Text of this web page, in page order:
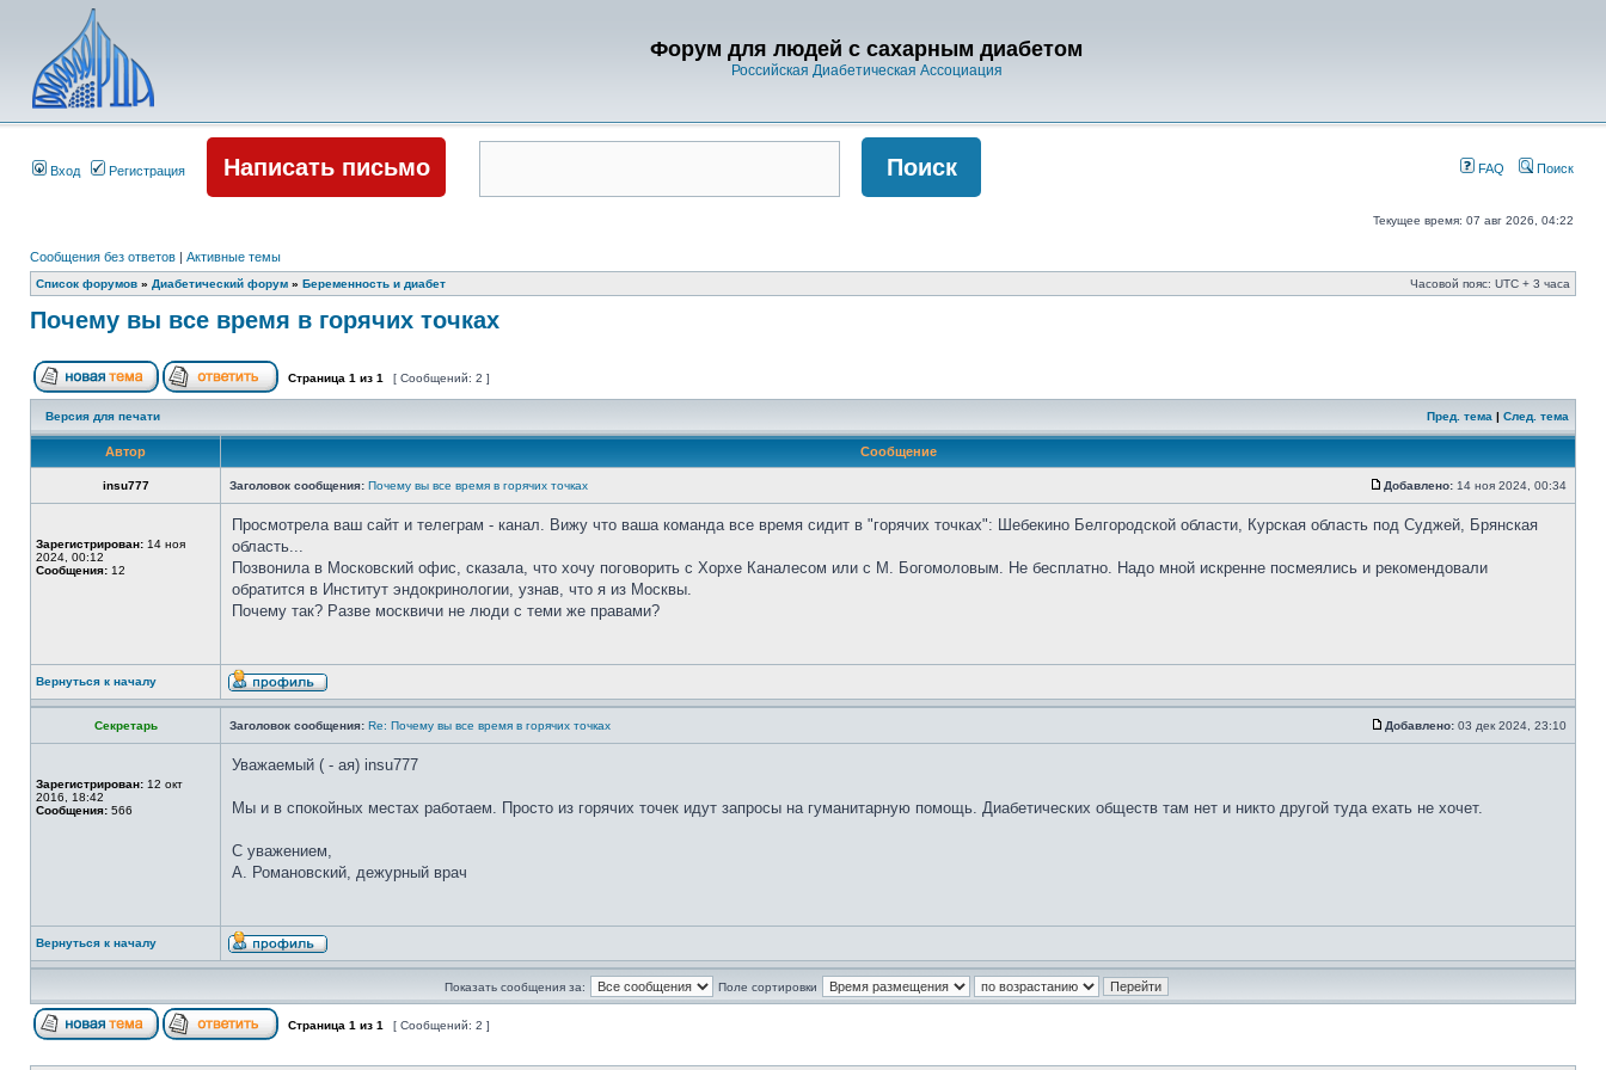
Форум для людей с сахарным диабетом
Российская Диабетическая Ассоциация
Вход Регистрация Написать письмо FAQ Поиск
Текущее время: 07 авг 2026, 04:22
Сообщения без ответов | Активные темы
Список форумов » Диабетический форум » Беременность и диабет Часовой пояс: UTC + 3 часа
Почему вы все время в горячих точках
Страница 1 из 1 [ Сообщений: 2 ]
Версия для печати Пред. тема | След. тема
Автор Сообщение
insu777 Заголовок сообщения: Почему вы все время в горячих точках Добавлено: 14 ноя 2024, 00:34
Зарегистрирован: 14 ноя
2024, 00:12
Сообщения: 12
Просмотрела ваш сайт и телеграм - канал. Вижу что ваша команда все время сидит в "горячих точках": Шебекино Белгородской области, Курская область под Суджей, Брянская
область...
Позвонила в Московский офис, сказала, что хочу поговорить с Хорхе Каналесом или с М. Богомоловым. Не бесплатно. Надо мной искренне посмеялись и рекомендовали
обратится в Институт эндокринологии, узнав, что я из Москвы.
Почему так? Разве москвичи не люди с теми же правами?
Вернуться к началу
Секретарь Заголовок сообщения: Re: Почему вы все время в горячих точках Добавлено: 03 дек 2024, 23:10
Зарегистрирован: 12 окт
2016, 18:42
Сообщения: 566
Уважаемый ( - ая) insu777
Мы и в спокойных местах работаем. Просто из горячих точек идут запросы на гуманитарную помощь. Диабетических обществ там нет и никто другой туда ехать не хочет.
С уважением,
А. Романовский, дежурный врач
Вернуться к началу
Показать сообщения за: Поле сортировки
Страница 1 из 1 [ Сообщений: 2 ]